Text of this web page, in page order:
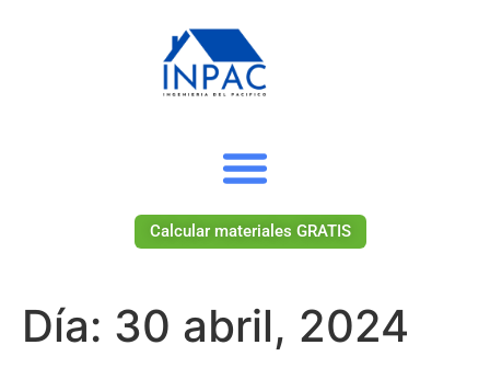
Calcular materiales GRATIS
Día: 30 abril, 2024